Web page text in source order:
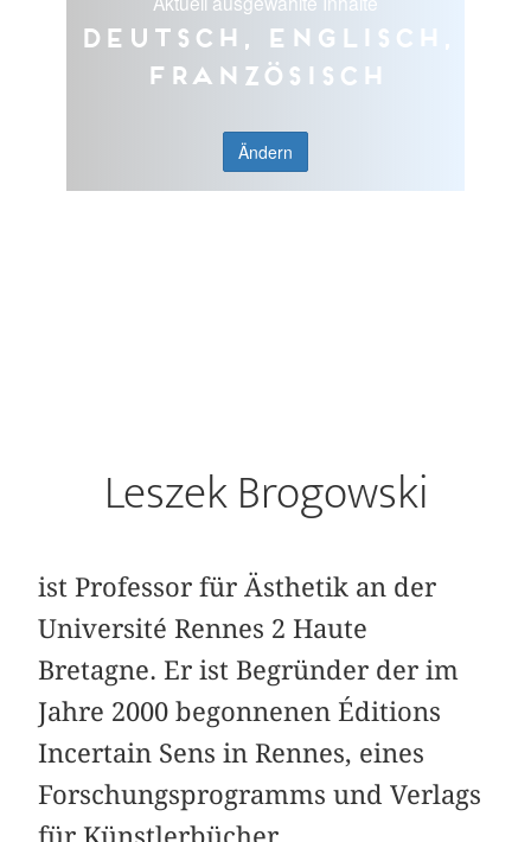
Deutsch, Englisch,
Französisch
Ändern
Leszek Brogowski
ist Professor für Ästhetik an der
Université Rennes 2 Haute
Bretagne. Er ist Begründer der im
Jahre 2000 begonnenen Éditions
Incertain Sens in Rennes, eines
Forschungsprogramms und Verlags